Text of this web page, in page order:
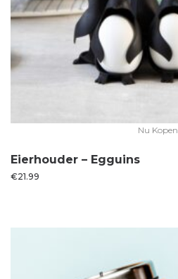
Nu Kopen
Eierhouder – Egguins
€21.99